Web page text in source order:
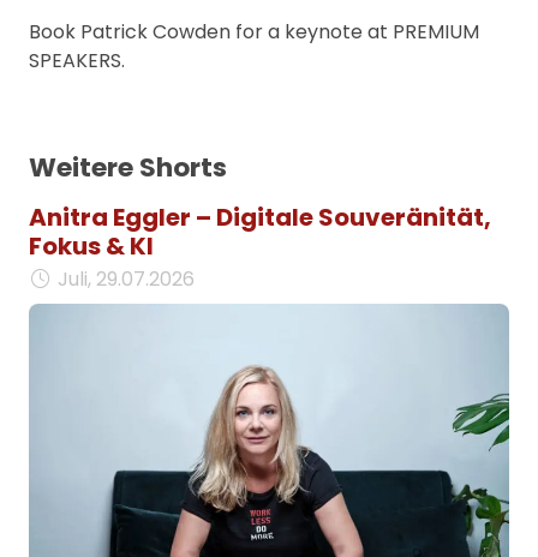
Book Patrick Cowden for a keynote at PREMIUM
SPEAKERS.
Weitere Shorts
Anitra Eggler – Digitale Souveränität,
Fokus & KI
Juli, 29.07.2026